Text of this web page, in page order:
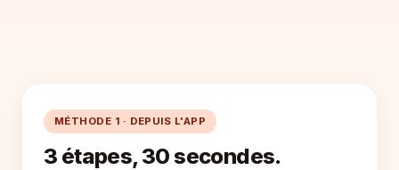
MÉTHODE 1 · DEPUIS L'APP
3 étapes, 30 secondes.